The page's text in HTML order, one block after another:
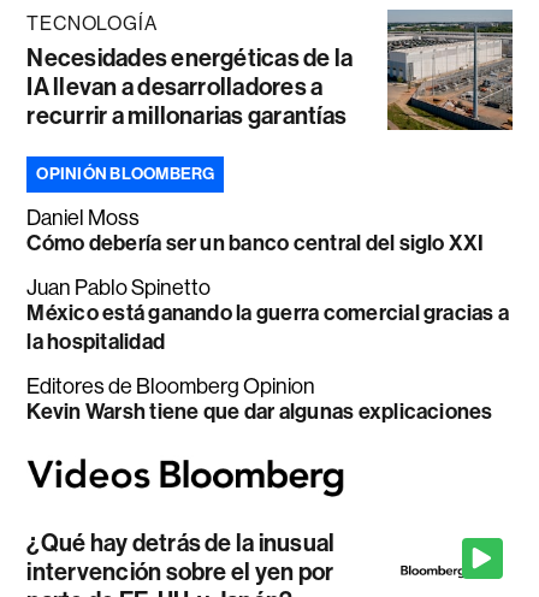
TECNOLOGÍA
Necesidades energéticas de la
IA llevan a desarrolladores a
recurrir a millonarias garantías
OPINIÓN BLOOMBERG
Daniel Moss
Cómo debería ser un banco central del siglo XXI
Juan Pablo Spinetto
México está ganando la guerra comercial gracias a
la hospitalidad
Editores de Bloomberg Opinion
Kevin Warsh tiene que dar algunas explicaciones
¿Qué hay detrás de la inusual
intervención sobre el yen por